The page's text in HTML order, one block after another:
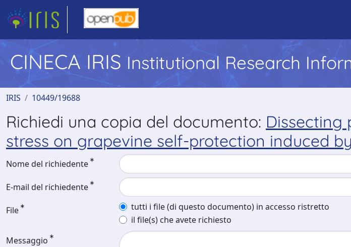
CINECA IRIS Institutional Research
IRIS 10449/19688
Richiedi una copia del documento:
stress on grapevine self-protection induced
Nome del richiedente
E-mail del richiedente
File
tutti i file (di questo documento) in accesso ristretto
il file(s) che avete richiesto
Messaggio